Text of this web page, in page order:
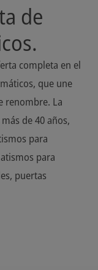
de
completa en el
que une
renombre. La
de 40 años,
para
para
puertas